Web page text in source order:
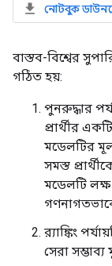
নোটবুক
বাস্তব-বিশ্বের
গঠিত হয়:
পুনরুদ্ধার
প্রার্থীর
মডেলটির
সমস্ত
মডেলটি লক্ষ
র‌্যাঙ্কিং
সেরা